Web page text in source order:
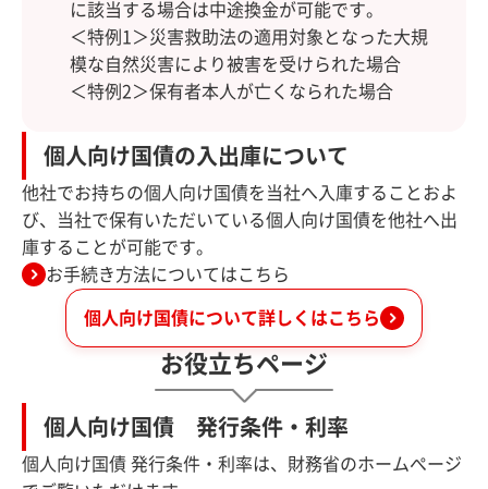
に該当する場合は中途換金が可能です。
＜特例1＞災害救助法の適用対象となった大規
模な自然災害により被害を受けられた場合
＜特例2＞保有者本人が亡くなられた場合
個人向け国債の入出庫について
他社でお持ちの個人向け国債を当社へ入庫することおよ
び、当社で保有いただいている個人向け国債を他社へ出
庫することが可能です。
お手続き方法についてはこちら
個人向け国債について詳しくはこちら
お役立ちページ
個人向け国債 発行条件・利率
個人向け国債 発行条件・利率は、財務省のホームぺージ